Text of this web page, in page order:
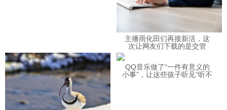
主播雨化田们再接新活，这
次让网友们下载的是交管
QQ音乐做了“一件有意义的
小事”，让这些孩子听见“听不